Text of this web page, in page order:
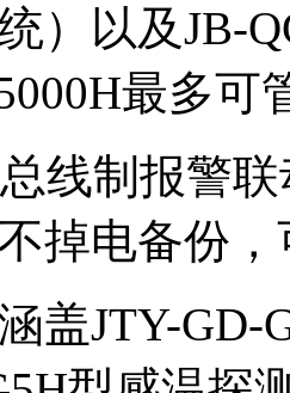
）以及JB-
最多可
线制报警
掉电备份
盖JTY-GD-